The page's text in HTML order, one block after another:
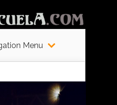
Menu